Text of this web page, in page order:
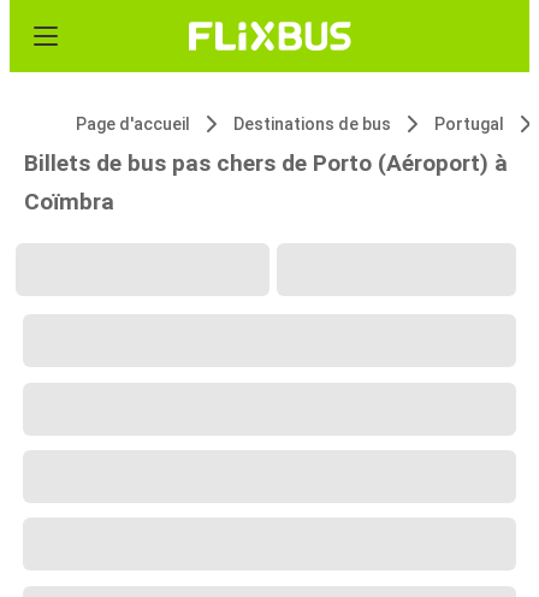
Page d'accueil Destinations de bus Portugal
Billets de bus pas chers de Porto (Aéroport) à
Coïmbra